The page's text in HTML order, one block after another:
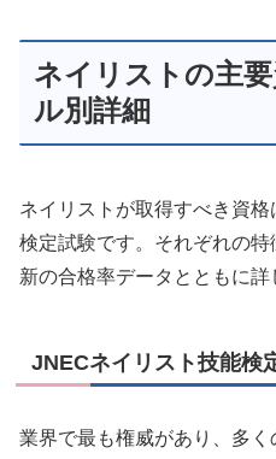
ネイリストの主
ル別詳細
ネイリストが取得すべき資
検定試験です。それぞれの
新の合格率データとともに詳
JNECネイリスト技能検
業界で最も権威があり、多